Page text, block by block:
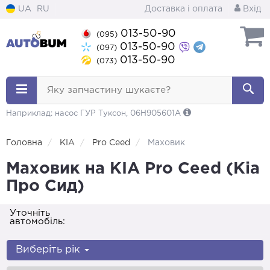
UA RU Доставка і оплата Вхід
(095) 013-50-90
(097) 013-50-90
(073) 013-50-90
Яку запчастину шукаєте?
Наприклад: насос ГУР Туксон, 06H905601A
Головна KIA Pro Ceed Маховик
Маховик на KIA Pro Ceed (Кіа
Про Сид)
Уточніть
автомобіль:
Виберіть рік